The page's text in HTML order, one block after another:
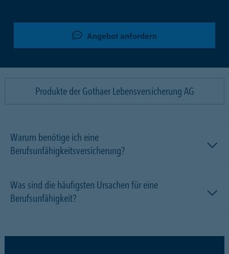
Angebot anfordern
Produkte der Gothaer Lebensversicherung AG
Warum benötige ich eine
Berufsunfähigkeitsversicherung?
Was sind die häufigsten Ursachen für eine
Berufsunfähigkeit?